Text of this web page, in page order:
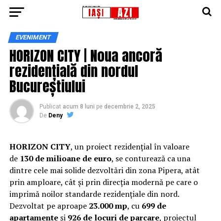
EVENIMENT
HORIZON CITY | Noua ancoră
rezidențială din nordul
Bucureștiului
Publicat acum 8 luni pe decembrie 2, 2025
De Deny
HORIZON CITY, un proiect rezidențial în valoare
de 130 de milioane de euro, se conturează ca una
dintre cele mai solide dezvoltări din zona Pipera, atât
prin amploare, cât și prin direcția modernă pe care o
imprimă noilor standarde rezidențiale din nord.
Dezvoltat pe aproape 23.000 mp, cu 699 de
apartamenteși 926 de locuri de parcare, proiectul